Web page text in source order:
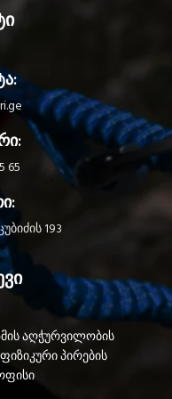
65
193
აღჭურვილობის
პირების